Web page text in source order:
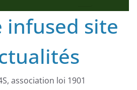
infused site
association loi 1901